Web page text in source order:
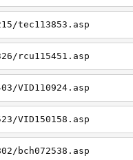
tec113853.asp
rcu115451.asp
VID110924.asp
VID150158.asp
bch072538.asp